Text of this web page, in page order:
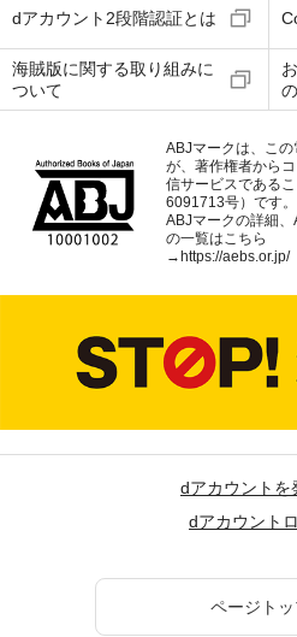
dアカウント2段階認証とは
海賊版に関する取り組みに
ついて
ABJマークは、こ
が、著作権者から
信サービスである
6091713号）です。
ABJマークの詳細
の一覧はこちら
→ https://aebs.or.jp/
dアカウントを
dアカウント
ページト